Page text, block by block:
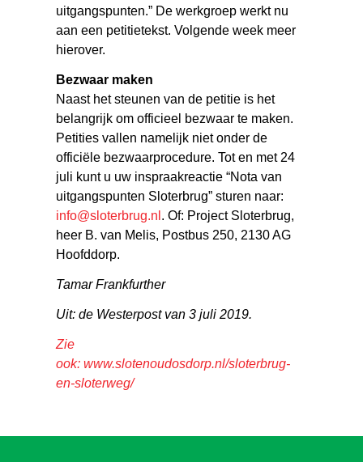
uitgangspunten.” De werkgroep werkt nu
aan een petitietekst. Volgende week meer
hierover.
Bezwaar maken
Naast het steunen van de petitie is het
belangrijk om officieel bezwaar te maken.
Petities vallen namelijk niet onder de
officiële bezwaarprocedure. Tot en met 24
juli kunt u uw inspraakreactie “Nota van
uitgangspunten Sloterbrug” sturen naar:
info@sloterbrug.nl . Of: Project Sloterbrug,
heer B. van Melis, Postbus 250, 2130 AG
Hoofddorp.
Tamar Frankfurther
Uit: de Westerpost van 3 juli 2019.
Zie
ook:www.slotenoudosdorp.nl/sloterbrug-
en-sloterweg/